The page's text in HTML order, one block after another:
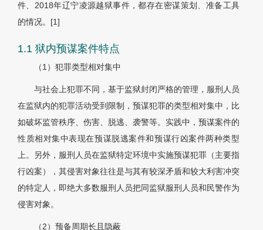
件、2018年辽宁凌源越狱事件，都存在密谋策划、准备工具
的情况。 [1]
1.1 狱内预谋案件特点
（1）犯罪类型相对集中
与社会上犯罪不同，基于监狱封闭严格的管理，服刑人员
在监狱内的犯罪活动受到限制，预谋犯罪的类型相对集中，比
如破坏监管秩序、伤害、脱逃、袭警等。实践中，预谋案件的
性质相对集中表现在预谋脱逃案件和预谋行凶案件两种类型
上。另外，服刑人员在监狱特定环境中实施预谋犯罪（主要指
行凶案），其侵害对象往往是与其有较深矛盾和较大利害冲突
的特定人，即绝大多数服刑人员把同监狱服刑人员和民警作为
侵害对象。
（2）预备周期长且隐蔽